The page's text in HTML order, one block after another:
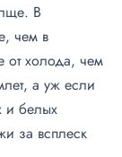
В
чем в
от холода, чем
а уж если
и белых
за всплеск